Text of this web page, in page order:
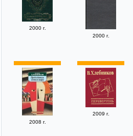
2000 г.
2000 г.
2008 г.
2009 г.